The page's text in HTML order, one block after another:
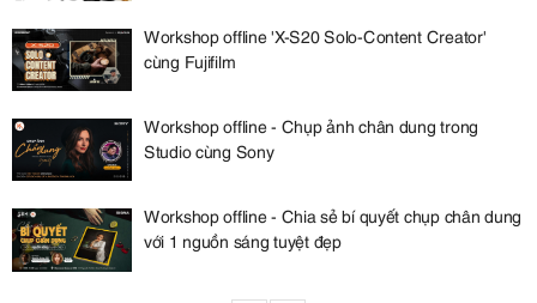
Workshop offline 'X-S20 Solo-Content Creator'
cùng Fujifilm
Workshop offline - Chụp ảnh chân dung trong
Studio cùng Sony
Workshop offline - Chia sẻ bí quyết chụp chân dung
với 1 nguồn sáng tuyệt đẹp